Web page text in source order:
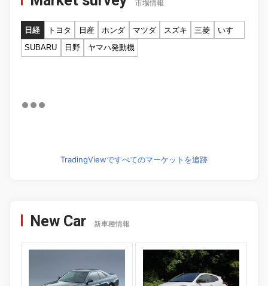
市場情報
日経 トヨタ 日産 ホンダ マツダ スズキ 三菱
いすゞ
SUBARU
日野 ヤマハ発動機
TradingViewですべてのマーケットを追跡
New Car 新車種情報